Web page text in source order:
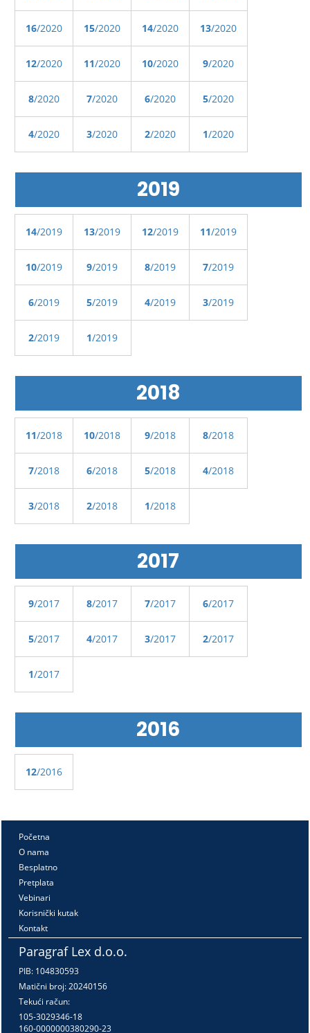
16/2020 15/2020 14/2020 13/2020
12/2020 11/2020 10/2020 9/2020
8/2020 7/2020 6/2020 5/2020
4/2020 3/2020 2/2020 1/2020
2019
14/2019 13/2019 12/2019 11/2019
10/2019 9/2019 8/2019 7/2019
6/2019 5/2019 4/2019 3/2019
2/2019 1/2019
2018
11/2018 10/2018 9/2018 8/2018
7/2018 6/2018 5/2018 4/2018
3/2018 2/2018 1/2018
2017
9/2017 8/2017 7/2017 6/2017
5/2017 4/2017 3/2017 2/2017
1/2017
2016
12/2016
Početna
O nama
Besplatno
Pretplata
Vebinari
Korisnički kutak
Kontakt
Paragraf Lex d.o.o.
PIB: 104830593
Matični broj: 20240156
Tekući račun:
105-3029346-18
160-0000000380290-23